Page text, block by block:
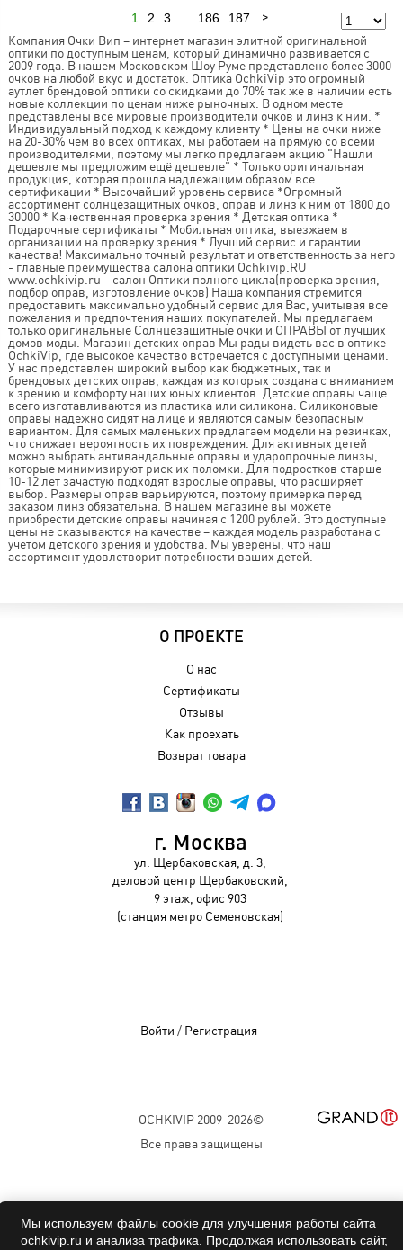
1 2 3 186 187
Компания Очки Вип – интернет магазин элитной оригинальной
оптики по доступным ценам, который динамично развивается с
2009 года. В нашем Московском Шоу Руме представлено более 3000
очков на любой вкус и достаток. Оптика OchkiVip это огромный
аутлет брендовой оптики со скидками до 70% так же в наличии есть
новые коллекции по ценам ниже рыночных. В одном месте
представлены все мировые производители очков и линз к ним. *
Индивидуальный подход к каждому клиенту * Цены на очки ниже
на 20-30% чем во всех оптиках, мы работаем на прямую со всеми
производителями, поэтому мы легко предлагаем акцию "Нашли
дешевле мы предложим ещё дешевле" * Только оригинальная
продукция, которая прошла надлежащим образом все
сертификации * Высочайший уровень сервиса *Огромный
ассортимент солнцезащитных очков, оправ и линз к ним от 1800 до
30000 * Качественная проверка зрения * Детская оптика *
Подарочные сертификаты * Мобильная оптика, выезжаем в
организации на проверку зрения * Лучший сервис и гарантии
качества! Максимально точный результат и ответственность за него
- главные преимущества салона оптики Ochkivip.RU
www.ochkivip.ru – салон Оптики полного цикла(проверка зрения,
подбор оправ, изготовление очков) Наша компания стремится
предоставить максимально удобный сервис для Вас, учитывая все
пожелания и предпочтения наших покупателей. Мы предлагаем
только оригинальные Солнцезащитные очки и ОПРАВЫ от лучших
домов моды. Магазин детских оправ Мы рады видеть вас в оптике
OchkiVip, где высокое качество встречается с доступными ценами.
У нас представлен широкий выбор как бюджетных, так и
брендовых детских оправ, каждая из которых создана с вниманием
к зрению и комфорту наших юных клиентов. Детские оправы чаще
всего изготавливаются из пластика или силикона. Силиконовые
оправы надежно сидят на лице и являются самым безопасным
вариантом. Для самых маленьких предлагаем модели на резинках,
что снижает вероятность их повреждения. Для активных детей
можно выбрать антивандальные оправы и ударопрочные линзы,
которые минимизируют риск их поломки. Для подростков старше
10-12 лет зачастую подходят взрослые оправы, что расширяет
выбор. Размеры оправ варьируются, поэтому примерка перед
заказом линз обязательна. В нашем магазине вы можете
приобрести детские оправы начиная с 1200 рублей. Это доступные
цены не сказываются на качестве – каждая модель разработана с
учетом детского зрения и удобства. Мы уверены, что наш
ассортимент удовлетворит потребности ваших детей.
О ПРОЕКТЕ
О нас
Сертификаты
Отзывы
Как проехать
Возврат товара
г. Москва
ул. Щербаковская, д. 3,
деловой центр Щербаковский,
9 этаж, офис 903
(станция метро Семеновская)
Войти / Регистрация
OCHKIVIP 2009-2026©
Все права защищены
Мы используем файлы cookie для улучшения работы сайта
ochkivip.ru и анализа трафика. Продолжая использовать сайт,